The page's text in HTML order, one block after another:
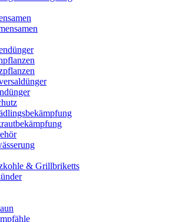
& Grillbriketts